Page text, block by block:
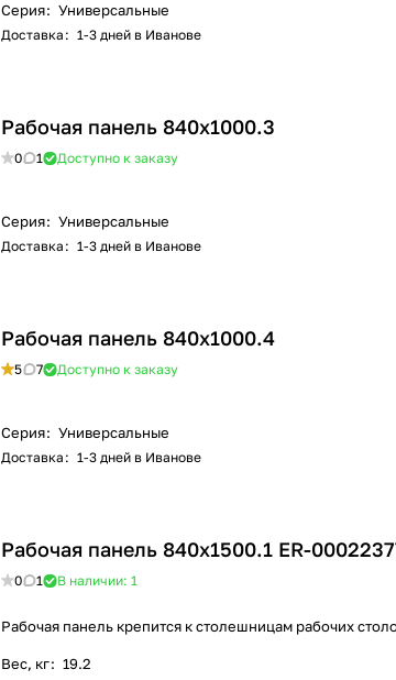
Серия: Универсальные
Доставка : 1-3 дней в Иванове
Рабочая панель 840х1000.3
0 1 Доступно к заказу
Серия: Универсальные
Доставка : 1-3 дней в Иванове
Рабочая панель 840х1000.4
5 7 Доступно к заказу
Серия: Универсальные
Доставка : 1-3 дней в Иванове
Рабочая панель 840х1500.1 ER-
0 1 В наличии: 1
Рабочая панель крепится к столешницам рабочих
Вес, кг: 19.2